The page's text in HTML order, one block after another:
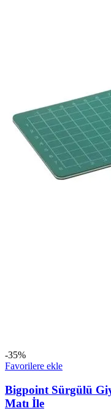
-35%
Favorilere ekle
Bigpoint Sürgülü
Matı İle